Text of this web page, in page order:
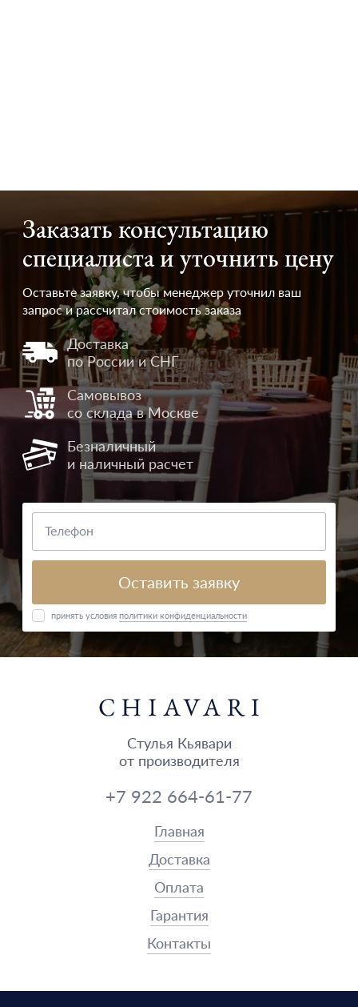
Заказать консультацию
специалиста и уточнить цену
Оставьте заявку, чтобы менеджер уточнил ваш
запрос и рассчитал стоимость заказа
Доставка
по России и СНГ
Самовывоз
со склада в Москве
Безналичный
и наличный расчет
Оставить заявку
принять условия политики конфиденциальности
Стулья Кьявари
от производителя
+7 922 664-61-77
Главная
Доставка
Оплата
Гарантия
Контакты